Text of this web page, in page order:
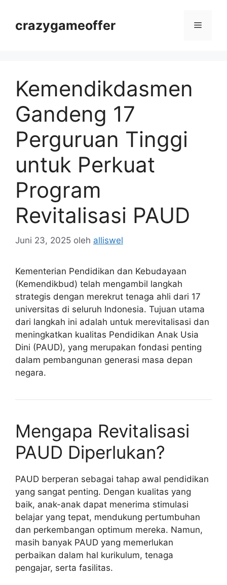
crazygameoffer Menu
Kemendikdasmen
Gandeng 17
Perguruan Tinggi
untuk Perkuat
Program
Revitalisasi PAUD
Juni 23, 2025 oleh alliswel
Kementerian Pendidikan dan Kebudayaan
(Kemendikbud) telah mengambil langkah
strategis dengan merekrut tenaga ahli dari 17
universitas di seluruh Indonesia. Tujuan utama
dari langkah ini adalah untuk merevitalisasi dan
meningkatkan kualitas Pendidikan Anak Usia
Dini (PAUD), yang merupakan fondasi penting
dalam pembangunan generasi masa depan
negara.
Mengapa Revitalisasi
PAUD Diperlukan?
PAUD berperan sebagai tahap awal pendidikan
yang sangat penting. Dengan kualitas yang
baik, anak-anak dapat menerima stimulasi
belajar yang tepat, mendukung pertumbuhan
dan perkembangan optimum mereka. Namun,
masih banyak PAUD yang memerlukan
perbaikan dalam hal kurikulum, tenaga
pengajar, serta fasilitas.